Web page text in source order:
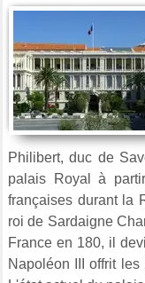
Philibert, duc de
palais Royal à
françaises durant la
roi de Sardaigne
France en 180, il
Napoléon III offrit